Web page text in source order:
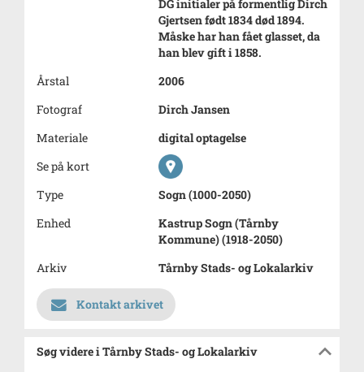
DG initialer på formentlig Dirch
Gjertsen født 1834 død 1894.
Måske har han fået glasset, da
han blev gift i 1858.
Årstal
2006
Fotograf
Dirch Jansen
Materiale
digital optagelse
Se på kort
Type
Sogn (1000-2050)
Enhed
Kastrup Sogn (Tårnby
Kommune) (1918-2050)
Arkiv
Tårnby Stads- og Lokalarkiv
Kontakt arkivet
Søg videre i Tårnby Stads- og Lokalarkiv